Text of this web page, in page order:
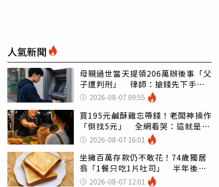
人氣新聞
母親過世當天提領206萬辦後事「父
子遭判刑」 律師：搶錢先下手是
罪 2026-08-07 09:55
買195元鹹酥雞忘帶錢！老闆神操作
「倒找5元」 全網看哭：這就是台
灣 2026-08-07 16:01
坐擁百萬存款仍不敢花！74歲獨居
翁「1餐只吃1片吐司」 半年後暴
瘦嚇壞女兒
2026-08-07 12:01